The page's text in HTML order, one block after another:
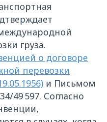
груза.
о договоре
перевозки
и Письмом
49 597. Согласно